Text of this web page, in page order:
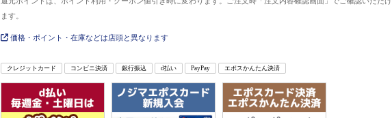
ます。
価格・ポイント・在庫などは店頭と異なります
クレジットカード コンビニ決済 銀行振込 d払い PayPay エポスかんたん決済